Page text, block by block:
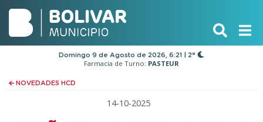
Domingo 9 de Agosto de 2026, 6:21 | 2°
Farmacia de Turno: PASTEUR
NOVEDADES HCD
14-10-2025